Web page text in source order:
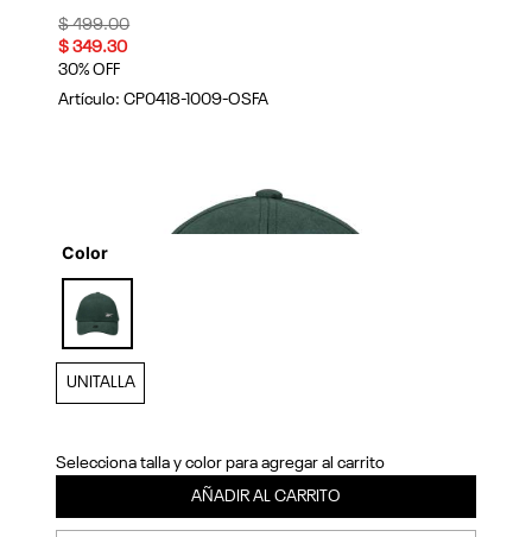
Price reduced from
$ 499.00to
$ 349.30
30% OFF
Artículo:CP0418-1009-OSFA
Previous
Color
selected
UNITALLA
Selecciona talla y color para agregar al carrito
AÑADIR AL CARRITO